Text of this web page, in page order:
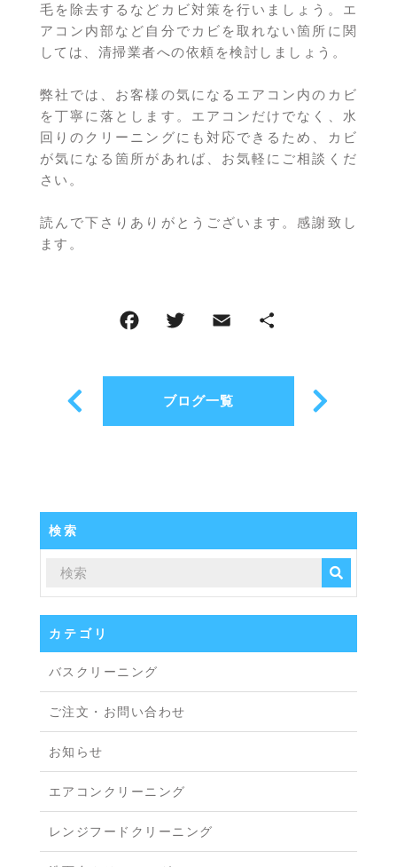
毛を除去するなどカビ対策を行いましょう。エ
アコン内部など自分でカビを取れない箇所に関
しては、清掃業者への依頼を検討しましょう。
弊社では、お客様の気になるエアコン内のカビ
を丁寧に落とします。エアコンだけでなく、水
回りのクリーニングにも対応できるため、カビ
が気になる箇所があれば、お気軽にご相談くだ
さい。
読んで下さりありがとうございます。感謝致し
ます。
ブログ一覧
検索
カテゴリ
バスクリーニング
ご注文・お問い合わせ
お知らせ
エアコンクリーニング
レンジフードクリーニング